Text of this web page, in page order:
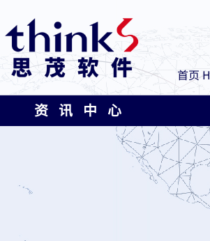
首页
资 讯 中 心